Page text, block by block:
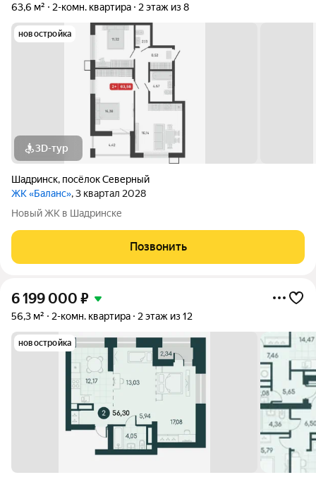
63,6 м²
2-комн. квартира 2 этаж из 8
новостройка
3D-тур
Шадринск, посёлок Северный
ЖК «Баланс», 3 квартал 2028
Новый ЖК в Шадринске
Позвонить
6 199 000 ₽
56,3 м² 2-комн. квартира 2 этаж из 12
новостройка